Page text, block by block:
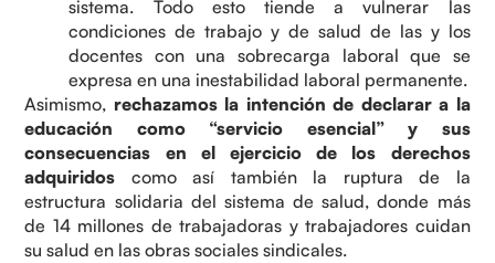
sistema. Todo esto tiende a vulnerar las
condiciones de trabajo y de salud de las y los
docentes con una sobrecarga laboral que se
expresa en una inestabilidad laboral permanente.
Asimismo, rechazamos la intención de declarar a la
educación como “servicio esencial” y sus
consecuencias en el ejercicio de los derechos
adquiridos como así también la ruptura de la
estructura solidaria del sistema de salud, donde más
de 14 millones de trabajadoras y trabajadores cuidan
su salud en las obras sociales sindicales.